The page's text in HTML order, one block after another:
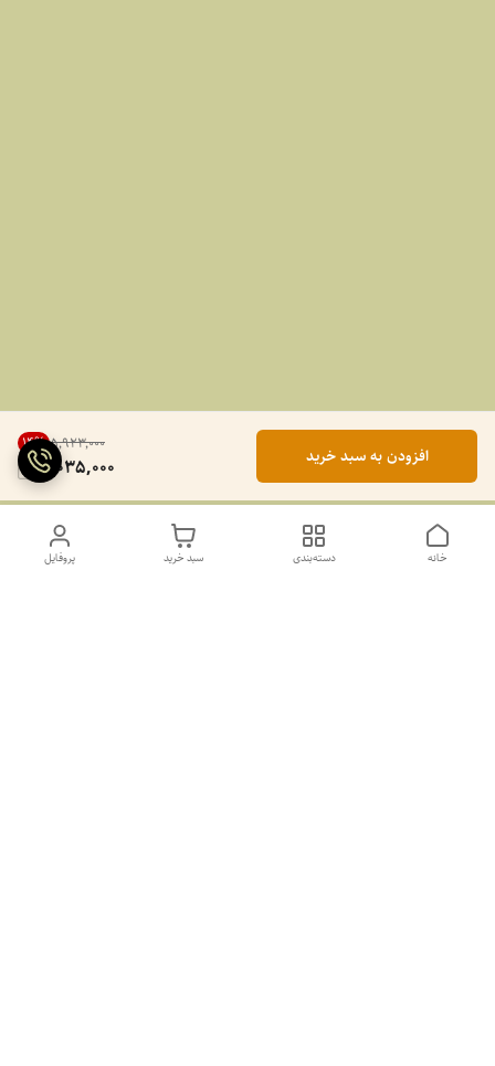
۵٬۹۲۳٬۰۰۰ 14%
5,035,000 افزودن به سبد خرید
پروفایل سبد خرید دسته‌بندی خانه